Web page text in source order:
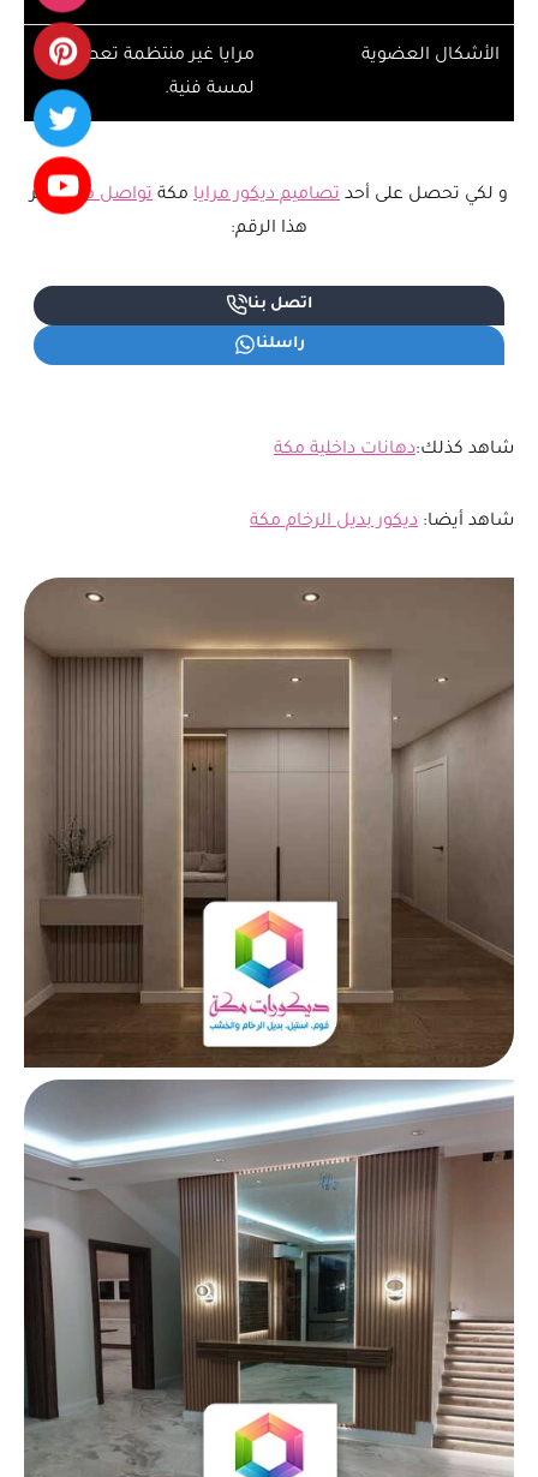
الأشكال العضوية
مرايا غير منتظمة تعطي
لمسة فنية.
و لكي تحصل على أحد تصاميم ديكور مرايا مكة تواصل معناعبر
هذا الرقم:
اتصل بنا
راسلنا
شاهد كذلك:دهانات داخلية مكة
شاهد أيضا: ديكور بديل الرخام مكة